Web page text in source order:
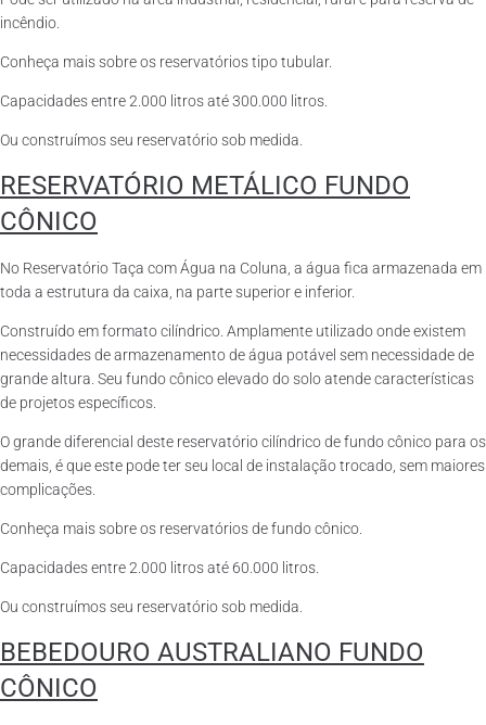
incêndio.
Conheça mais sobre os reservatórios tipo tubular.
Capacidades entre 2.000 litros até 300.000 litros.
Ou construímos seu reservatório sob medida.
RESERVATÓRIO METÁLICO FUNDO
CÔNICO
No Reservatório Taça com Água na Coluna, a água fica armazenada em
toda a estrutura da caixa, na parte superior e inferior.
Construído em formato cilíndrico. Amplamente utilizado onde existem
necessidades de armazenamento de água potável sem necessidade de
grande altura. Seu fundo cônico elevado do solo atende características
de projetos específicos.
O grande diferencial deste reservatório cilíndrico de fundo cônico para os
demais, é que este pode ter seu local de instalação trocado, sem maiores
complicações.
Conheça mais sobre os reservatórios de fundo cônico.
Capacidades entre 2.000 litros até 60.000 litros.
Ou construímos seu reservatório sob medida.
BEBEDOURO AUSTRALIANO FUNDO
CÔNICO